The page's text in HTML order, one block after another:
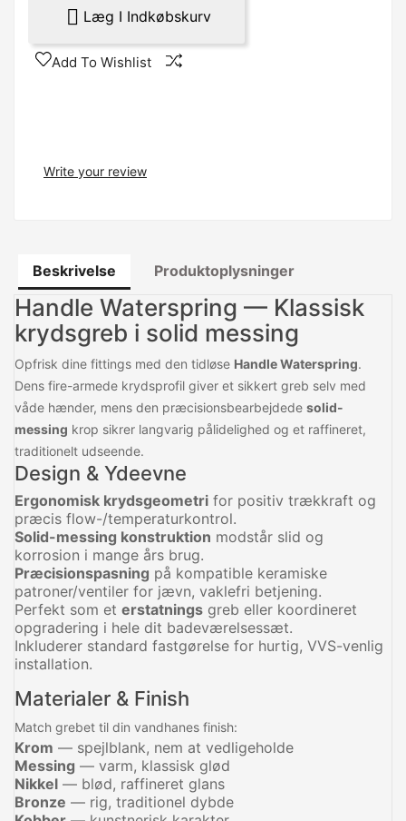
 Læg I Indkøbskurv
Add To Wishlist
Write your review
Beskrivelse Produktoplysninger
Handle Waterspring — Klassisk
krydsgreb i solid messing
Opfrisk dine fittings med den tidløse Handle Waterspring.
Dens fire-armede krydsprofil giver et sikkert greb selv med
våde hænder, mens den præcisionsbearbejdede solid-
messing krop sikrer langvarig pålidelighed og et raffineret,
traditionelt udseende.
Design & Ydeevne
Ergonomisk krydsgeometri for positiv trækkraft og
præcis flow-/temperaturkontrol.
Solid-messing konstruktion modstår slid og
korrosion i mange års brug.
Præcisionspasning på kompatible keramiske
patroner/ventiler for jævn, vaklefri betjening.
Perfekt som et erstatnings greb eller koordineret
opgradering i hele dit badeværelsessæt.
Inkluderer standard fastgørelse for hurtig, VVS-venlig
installation.
Materialer & Finish
Match grebet til din vandhanes finish:
Krom — spejlblank, nem at vedligeholde
Messing — varm, klassisk glød
Nikkel — blød, raffineret glans
Bronze — rig, traditionel dybde